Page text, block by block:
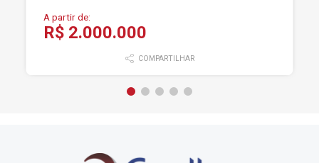
A partir de:
R$ 2.000.000
COMPARTILHAR